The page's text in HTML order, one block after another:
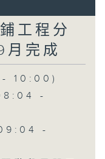
工程分
月完成
10:00)
-
-